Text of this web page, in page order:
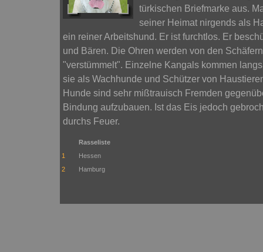
türkischen Briefmarke aus.
seiner Heimat nirgends als
ein reiner Arbeitshund. Er ist furchtlos. Er
und Bären. Die Ohren werden von den
"verstümmelt". Einzelne Kangals kommen
sie als Wachhunde und Schützer von
Hunde sind sehr mißtrauisch Fremden
Bindung aufzubauen. Ist das Eis jedoch
durchs Feuer.
Rasseliste
1
Hessen
2
Hamburg